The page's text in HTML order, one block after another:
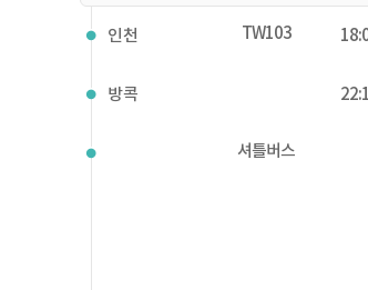
인천 TW103
방콕
셔틀버스